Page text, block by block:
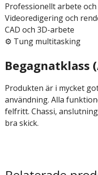
Professionellt arbete och
Videoredigering och
CAD och 3D-arbete
⚙️ Tung multitasking
Begagnatklass
Produkten är i mycket
användning. Alla
felfritt. Chassi,
bra skick.